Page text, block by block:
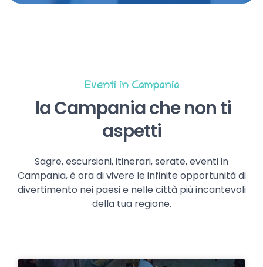
Eventi in Campania
la Campania che non ti
aspetti
Sagre, escursioni, itinerari, serate, eventi in
Campania, è ora di vivere le infinite opportunità di
divertimento nei paesi e nelle città più incantevoli
della tua regione.